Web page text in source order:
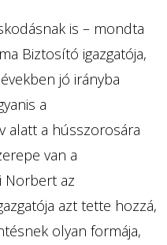
is – mondta
Biztosító igazgatója,
jó irányba
a
alatt a hússzorosára
van a
Norbert az
azt tette hozzá,
olyan formája,